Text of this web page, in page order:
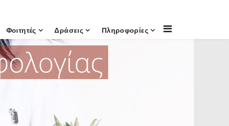
Φοιτητές Δράσεις Πληροφορίες